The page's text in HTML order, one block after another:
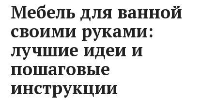
Мебель для ванной
своими руками:
лучшие идеи и
пошаговые
инструкции